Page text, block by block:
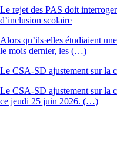
Le rejet des PAS doit
d’inclusion scolaire
Alors qu’ils·elles étudiaient
le mois dernier, les (…)
Le CSA-SD ajustement sur la
Le CSA-SD ajustement sur la
ce jeudi 25 juin 2026. (…)